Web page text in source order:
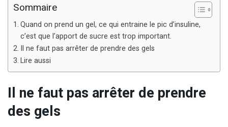
Sommaire
Quand on prend un gel, ce qui entraine le pic d’insuline,
c’est que l’apport de sucre est trop important.
Il ne faut pas arrêter de prendre des gels
Lire aussi
Il ne faut pas arrêter de prendre
des gels